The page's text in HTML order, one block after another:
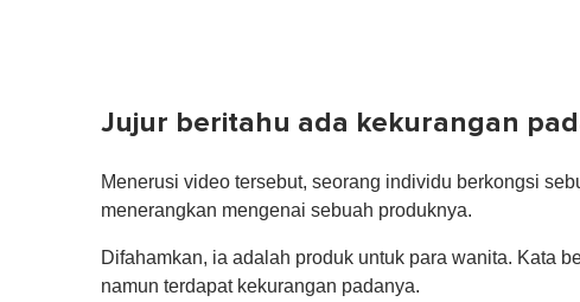
Jujur beritahu ada kekurangan
Menerusi video tersebut, seorang individu berkongsi
menerangkan mengenai sebuah produknya.
Difahamkan, ia adalah produk untuk para wanita. Kata
namun terdapat kekurangan padanya.